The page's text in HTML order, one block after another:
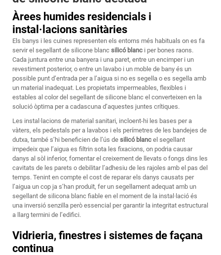
Àrees humides residencials i
instal·lacions sanitàries
Els banys i les cuines representen els entorns més habituals on es fa
servir el segellant de silicone blanc silicó blanc i per bones raons.
Cada juntura entre una banyera i una paret, entre un encimper i un
revestiment posterior, o entre un lavabo i un moble de bany és un
possible punt d’entrada per a l’aigua si no es segella o es segella amb
un material inadequat. Les propietats impermeables, flexibles i
estables al color del segellant de silicone blanc el converteixen en la
solució òptima per a cadascuna d’aquestes juntes crítiques.
Les instal·lacions de material sanitari, incloent-hi les bases per a
vàters, els pedestals per a lavabos i els perímetres de les bandejes de
dutxa, també s’hi beneficien de l’ús de silicó blanc el segellant
impedeix que l’aigua es filtrin sota les fixacions, on podria causar
danys al sòl inferior, fomentar el creixement de llevats o fongs dins les
cavitats de les parets o debilitar l’adhesiu de les rajoles amb el pas del
temps. Tenint en compte el cost de reparar els danys causats per
l’aigua un cop ja s’han produït, fer un segellament adequat amb un
segellant de silicona blanc fiable en el moment de la instal·lació és
una inversió senzilla però essencial per garantir la integritat estructural
a llarg termini de l’edifici.
Vidrieria, finestres i sistemes de façana
continua